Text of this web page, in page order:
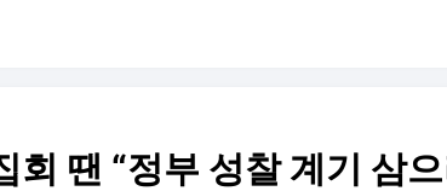
회 땐 “정부 성찰 계기 삼으